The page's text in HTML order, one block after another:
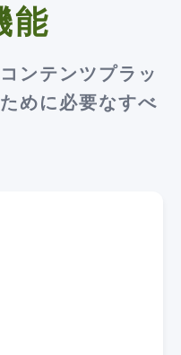
能
ンテンツプラッ
めに必要なすべ